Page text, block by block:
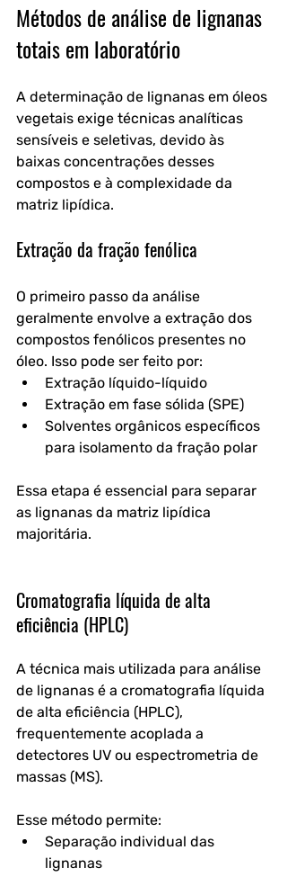
Métodos de análise de lignanas
totais em laboratório
A determinação de lignanas em óleos
vegetais exige técnicas analíticas
sensíveis e seletivas, devido às
baixas concentrações desses
compostos e à complexidade da
matriz lipídica.
Extração da fração fenólica
O primeiro passo da análise
geralmente envolve a extração dos
compostos fenólicos presentes no
óleo. Isso pode ser feito por:
Extração líquido-líquido
Extração em fase sólida (SPE)
Solventes orgânicos específicos
para isolamento da fração polar
Essa etapa é essencial para separar
as lignanas da matriz lipídica
majoritária.
Cromatografia líquida de alta
eficiência (HPLC)
A técnica mais utilizada para análise
de lignanas é a cromatografia líquida
de alta eficiência (HPLC),
frequentemente acoplada a
detectores UV ou espectrometria de
massas (MS).
Esse método permite:
Separação individual das
lignanas